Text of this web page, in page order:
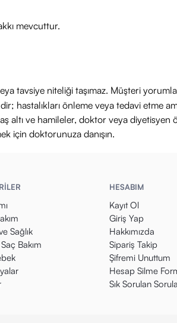
mevcuttur.
tavsiye niteliği taşımaz. Müşteri
önleme veya tedavi etme
altı ve hamileler, doktor veya
için doktorunuza danışın.
Sağlık
Bakım
HESABIM
Kayıt Ol
Giriş Yap
Hakkımızda
Sipariş Takip
Şifremi Unuttum
Hesap Silme
Sık Sorulan